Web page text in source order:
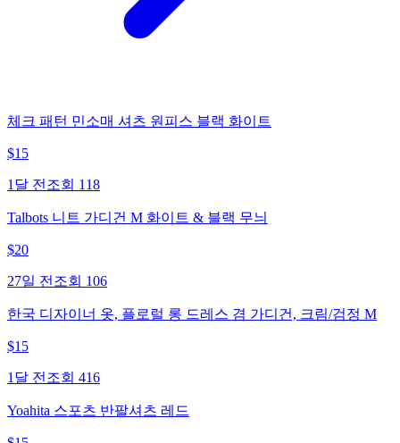
체크 패턴 민소매 셔츠 원피스 블랙 화이트
$15
1달 전 조회 118
Talbots 니트 가디건 M 화이트 & 블랙 무늬
$20
27일 전 조회 106
한국 디자이너 옷, 플로럴 롱 드레스 겸 가디건, 크림/검정 M
$15
1달 전 조회 416
Yoahita 스포츠 반팔셔츠 레드